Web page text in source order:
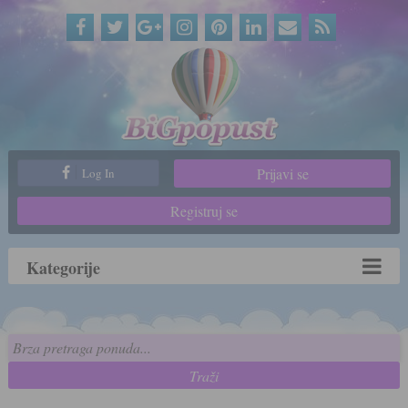
Log In
Prijavi se
Registruj se
Kategorije